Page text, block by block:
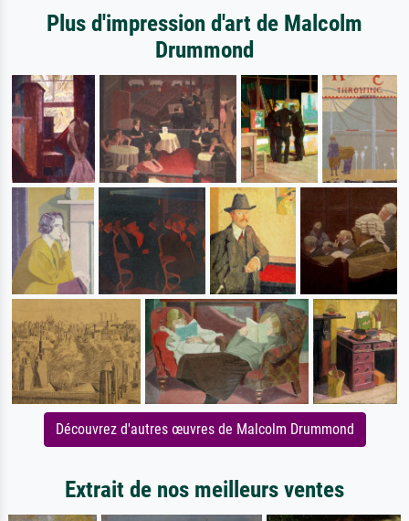
Plus d'impression d'art de Malcolm
Drummond
Découvrez d'autres œuvres de Malcolm Drummond
Extrait de nos meilleurs ventes